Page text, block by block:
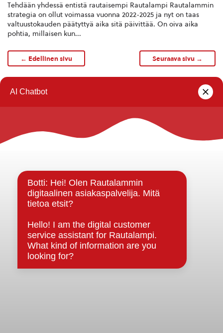
Tehdään yhdessä entistä rautaisempi Rautalampi Rautalammin
strategia on ollut voimassa vuonna 2022-2025 ja nyt on taas
valtuustokauden päätyttyä aika sitä päivittää. On oiva aika
pohtia, millaisen kun...
← Edellinen sivu Seuraava sivu →
Rautalammin kunta
Strategiat, ohjelmat, ohjeet, suunnitelmat, säännöt ja
sopimukset
Asiakirjajulkisuuskuvaus
Evästeet
Saavutettavuusseloste
Tietosuoja
Tietosuojaselosteet